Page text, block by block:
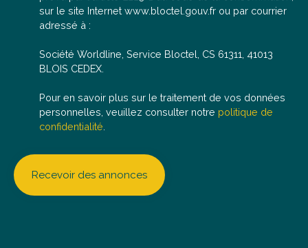
sur le site Internet www.bloctel.gouv.fr ou par courrier
adressé à :
Société Worldline, Service Bloctel, CS 61311, 41013
BLOIS CEDEX.
Pour en savoir plus sur le traitement de vos données
personnelles, veuillez consulter notre politique de
confidentialité
Recevoir des annonces